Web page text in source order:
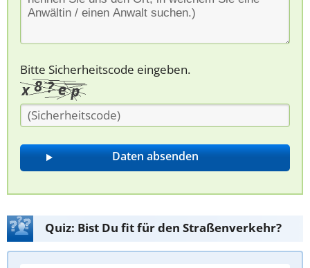
Bitte Sicherheitscode eingeben.
Quiz: Bist Du fit für den Straßenverkehr?